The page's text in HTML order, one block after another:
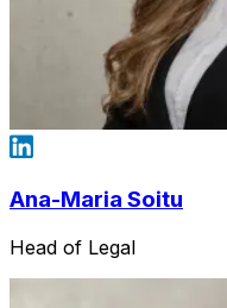
Ana-Maria Soitu
Head of Legal